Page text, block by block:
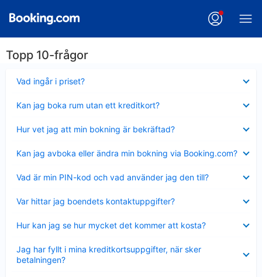
Topp 10-frågor
Vad ingår i priset?
mindre
Kan jag boka rum utan ett kreditkort?
mindre
Hur vet jag att min bokning är bekräftad?
mindre
Kan jag avboka eller ändra min bokning via Booking.com?
mindre
Vad är min PIN-kod och vad använder jag den till?
mindre
Var hittar jag boendets kontaktuppgifter?
mindre
Hur kan jag se hur mycket det kommer att kosta?
mindre
Jag har fyllt i mina kreditkortsuppgifter, när sker
betalningen?
mindre